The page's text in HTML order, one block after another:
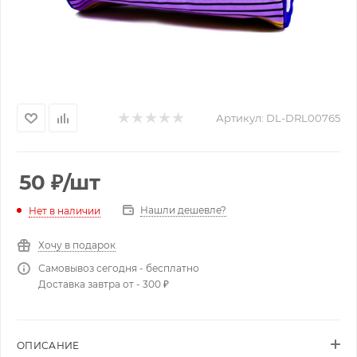
Артикул: DL-DRL00765
50 ₽/шт
Нет в наличии Нашли дешевле?
Хочу в подарок
Самовывоз сегодня - бесплатно
Доставка завтра от - 300 ₽
ОПИСАНИЕ